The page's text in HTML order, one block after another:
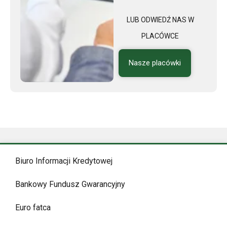
LUB ODWIEDŹ NAS W
PLACÓWCE
Nasze placówki
Biuro Informacji Kredytowej
Bankowy Fundusz Gwarancyjny
Euro fatca